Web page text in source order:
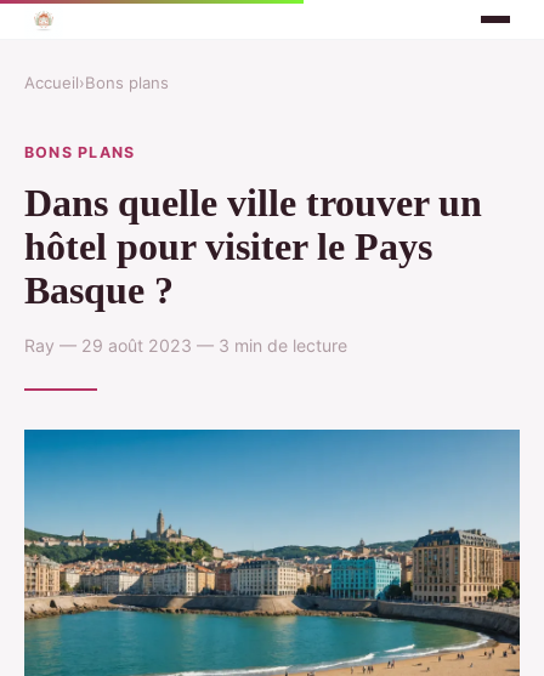
Accueil›Bons plans
BONS PLANS
Dans quelle ville trouver un
hôtel pour visiter le Pays
Basque ?
Ray — 29 août 2023 — 3 min de lecture